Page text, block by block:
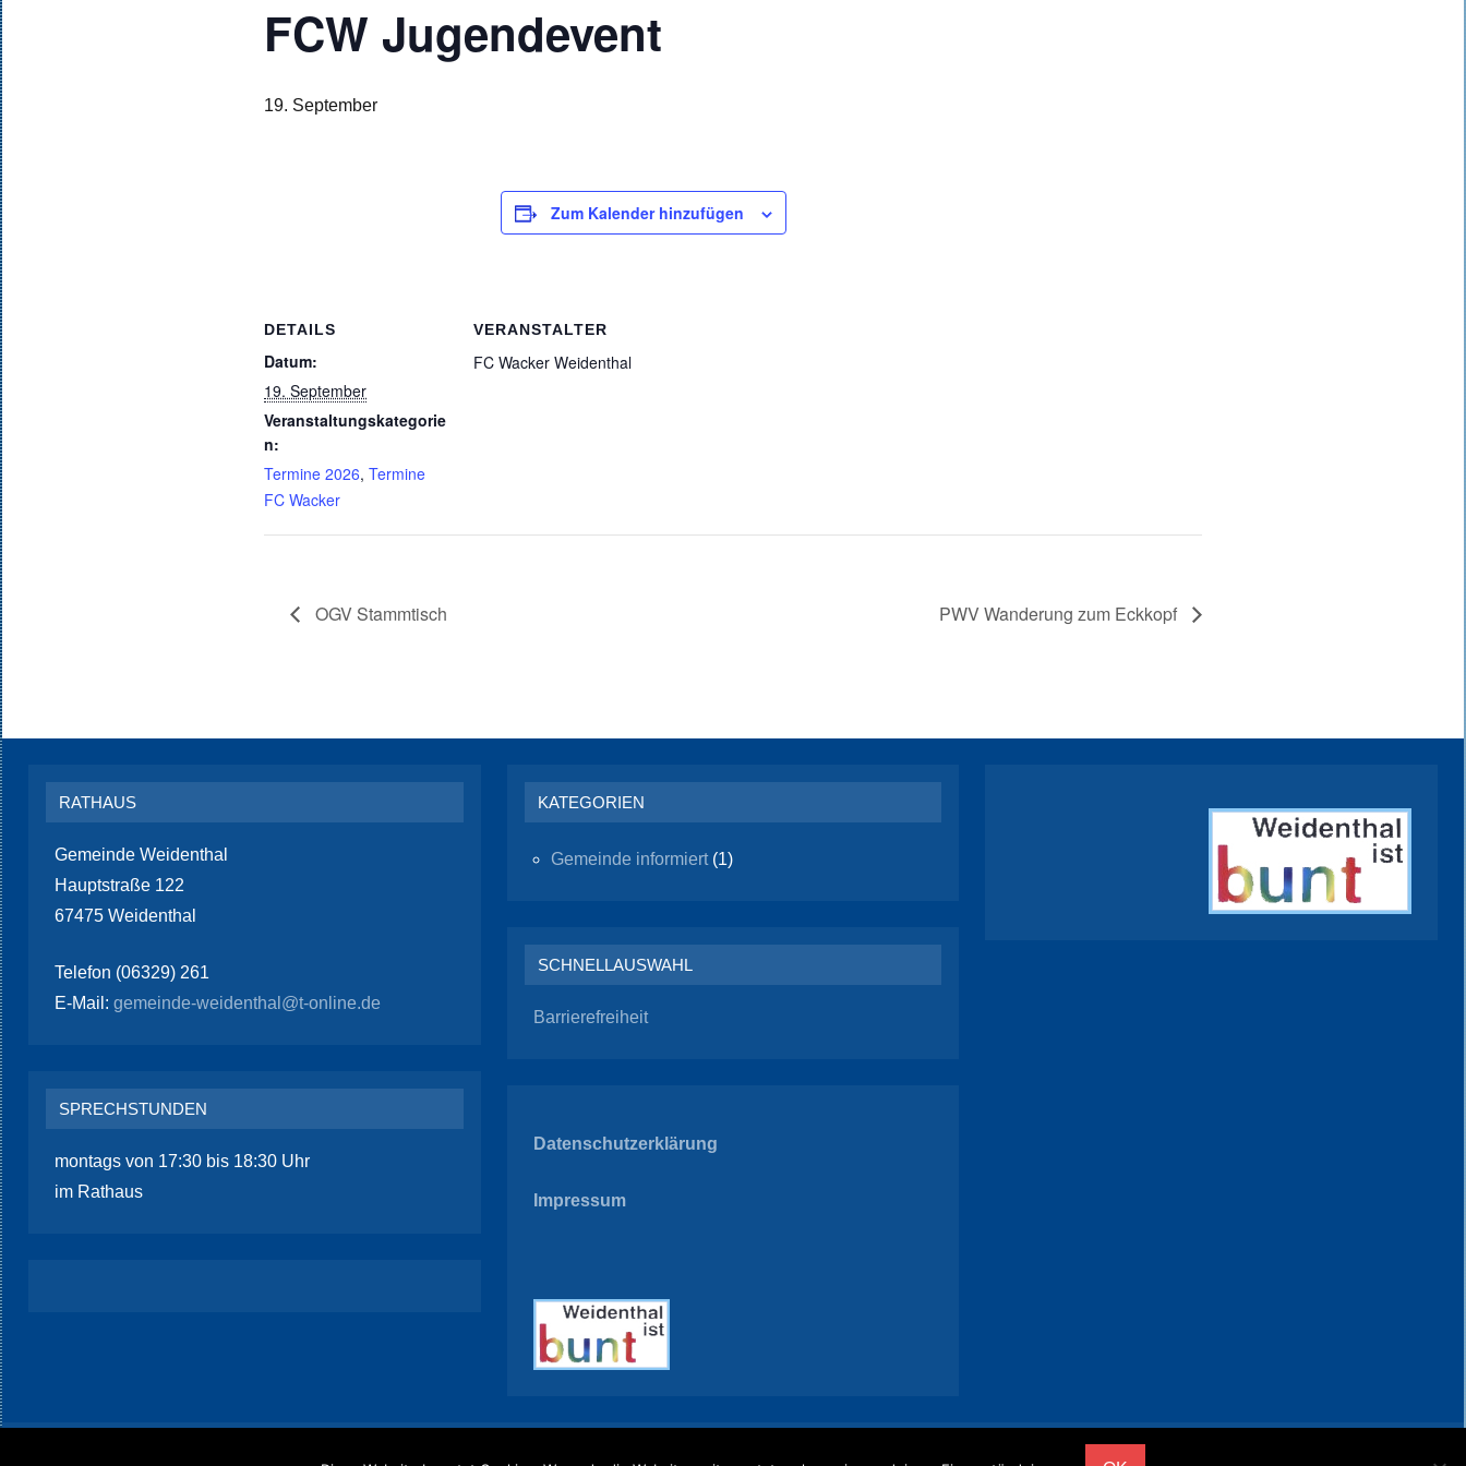
FCW Jugendevent
19. September
Zum Kalender hinzufügen
DETAILS
Datum:
19. September
Veranstaltungskategorie
n:
Termine 2026, Termine
FC Wacker
VERANSTALTER
FC Wacker Weidenthal
OGV Stammtisch PWV Wanderung zum Eckkopf
RATHAUS
Gemeinde Weidenthal
Hauptstraße 122
67475 Weidenthal
Telefon (06329) 261
E-Mail: gemeinde-weidenthal@t-online.de
SPRECHSTUNDEN
montags von 17:30 bis 18:30 Uhr
im Rathaus
KATEGORIEN
Gemeinde informiert(1)
SCHNELLAUSWAHL
Barrierefreiheit
Datenschutzerklärung
Impressum